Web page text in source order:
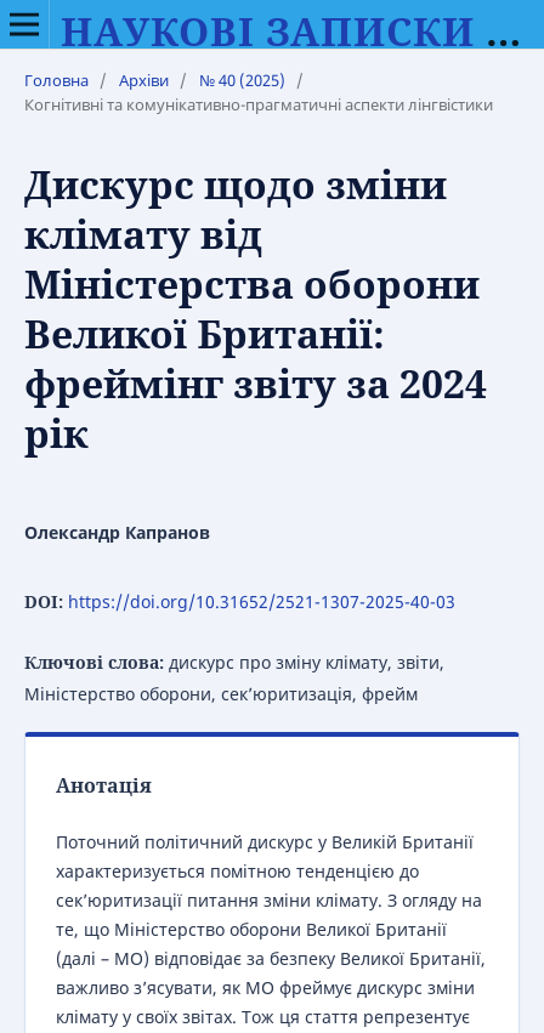
НАУКОВІ ЗАПИСКИ ВІННИЦЬКОГО ДЕРЖАВНОГО ПЕДАГОГІЧНОГО УНІВЕРСИТЕТУ ІМЕНІ МИХАЙЛА КОЦЮБИНСЬКОГО. СЕРІЯ: ФІЛОЛОГІЯ (МОВОЗНАВСТВО)
Головна / Архіви / № 40 (2025)
/
Когнітивні та комунікативно-прагматичні аспекти лінгвістики
Дискурс щодо зміни
клімату від
Міністерства оборони
Великої Британії:
фреймінг звіту за 2024
рік
Олександр Капранов
DOI: https://doi.org/10.31652/2521-1307-2025-40-03
Ключові слова: дискурс про зміну клімату, звіти,
Міністерство оборони, сек’юритизація, фрейм
Анотація
Поточний політичний дискурс у Великій Британії
характеризується помітною тенденцією до
сек’юритизації питання зміни клімату. З огляду на
те, що Міністерство оборони Великої Британії
(далі – МО) відповідає за безпеку Великої Британії,
важливо з’ясувати, як МО фреймує дискурс зміни
клімату у своїх звітах. Тож ця стаття репрезентує